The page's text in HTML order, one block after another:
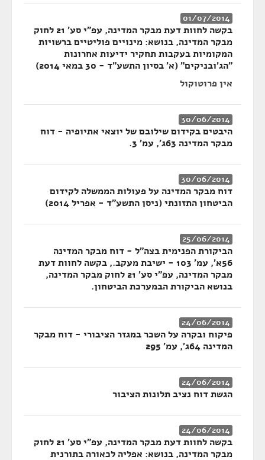
01/07/2014
בקשה לחוות דעת מבקר המדינה, עפ"י סע' 21 לחוק
מבקר המדינה, בנושא: מינויים פוליטיים ברשויות
המקומיות בעקבות תחקיר ידיעות אחרונות
"הג'ובניקים" (א' בסיון התשע"ד - 30 במאי 2014)
אין פרוטוקול
30/06/2014
היבטים בקידום שילובם של יוצאי אתיופיה - דוח
מבקר המדינה 63ג', עמ' 3.
30/06/2014
דוח מבקר המדינה על פעולות הממשלה לקידום
הביטחון התזונתי (ניסן התשע"ד - אפריל 2014)
25/06/2014
הביקורת הפנימית בצה"ל - דוח מבקר המדינה
56א', עמ' 103 - ישיבת מעקב., בקשה לחוות דעת
מבקר המדינה, עפ"י סע' 21 לחוק מבקר המדינה,
בנושא הביקורת הבמערכת הביטחון.
24/06/2014
פיקוח ובקרה על השכר במגזר הציבורי - דוח מבקר
המדינה 64ג', עמ' 295
24/06/2014
הגשת דוח נציב תלונות הציבור
24/06/2014
בקשה לחוות דעת מבקר המדינה, עפ"י סע' 21 לחוק
מבקר המדינה, בנושא: אפליה לכאורה בתורנית